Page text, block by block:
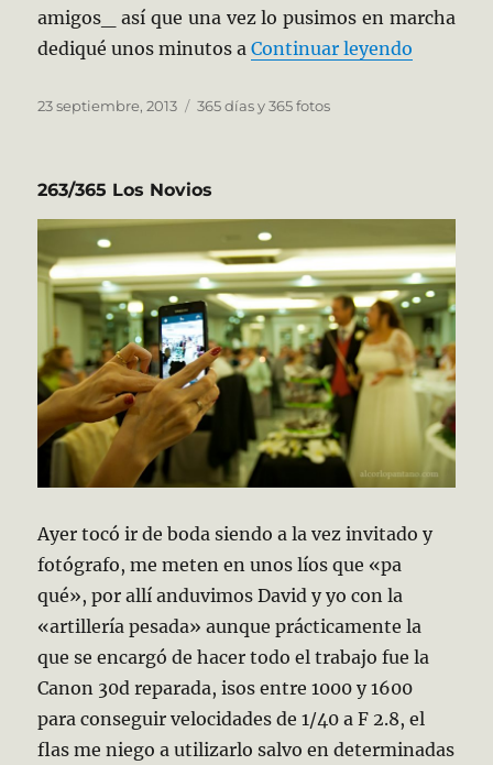
amigos_ así que una vez lo pusimos en marcha
dediqué unos minutos aContinuar leyendo
Publicado
23 septiembre, 2013 Categorías
365 días y 365 fotos
263/365 Los Novios
Ayer tocó ir de boda siendo a la vez invitado y
fotógrafo, me meten en unos líos que «pa
qué», por allí anduvimos David y yo con la
«artillería pesada» aunque prácticamente la
que se encargó de hacer todo el trabajo fue la
Canon 30d reparada, isos entre 1000 y 1600
para conseguir velocidades de 1/40 a F 2.8, el
flas me niego a utilizarlo salvo en determinadas